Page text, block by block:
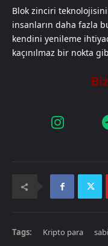
Blok zinciri
insanların daha fazla
kendini yenileme
kaçınılmaz bir nokta
Tags: Kripto para